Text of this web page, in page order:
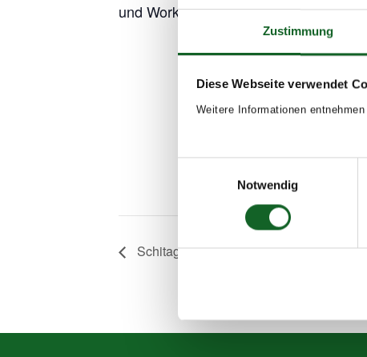
Zustimmung
Diese Webseite verwendet
Weitere Informationen
Notwendig
und Workshop mit der Katholischen
Schitag 1b, 1c